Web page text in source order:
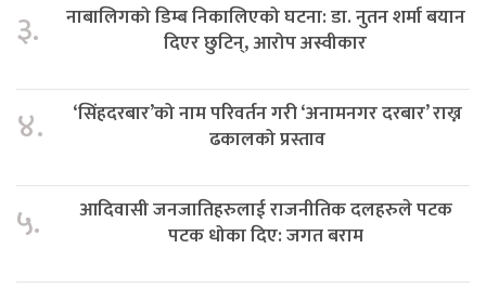
३.
नाबालिगको डिम्ब निकालिएको घटना: डा. नुतन शर्मा बयान
दिएर छुटिन्, आरोप अस्वीकार
४.
‘सिंहदरबार’को नाम परिवर्तन गरी ‘अनामनगर दरबार’ राख्न
ढकालको प्रस्ताव
५.
आदिवासी जनजातिहरुलाई राजनीतिक दलहरुले पटक
पटक धोका दिए: जगत बराम